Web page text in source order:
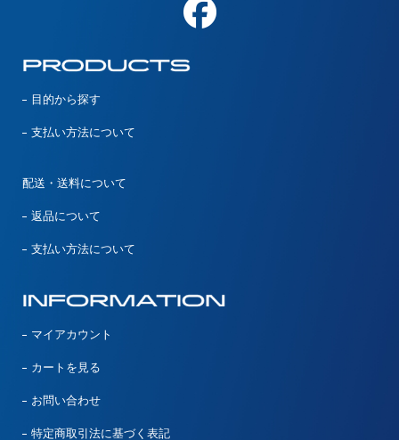
目的から探す
支払い方法について
配送・送料について
返品について
支払い方法について
マイアカウント
カートを見る
お問い合わせ
特定商取引法に基づく表記